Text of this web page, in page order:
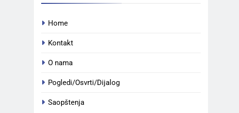
Home
Kontakt
O nama
Pogledi/Osvrti/Dijalog
Saopštenja